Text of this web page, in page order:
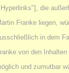
die
Franke liegen,
in dem
von den
und zumutbar